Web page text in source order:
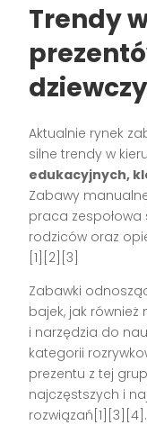
Trendy
Aktualnie rynek
silne trendy w
edukacyjnych,
Zabawy
praca
rodziców oraz
[1][2][3]
Zabawki
bajek, jak
i narzędzia do
kategorii
prezentu z tej
najczęstszych i
rozwiązań [1][3][4] .